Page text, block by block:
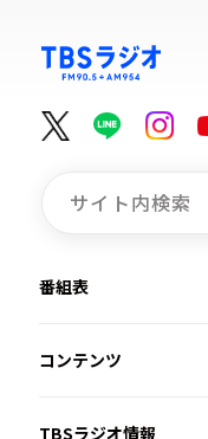
番組表
コンテンツ
TBSラジオ情報